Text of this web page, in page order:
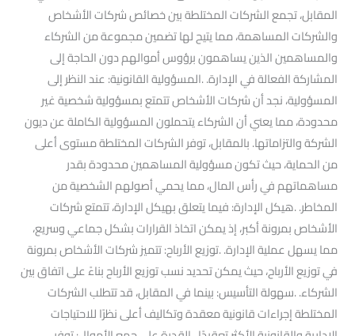
المقابل، تجمع الشركات المختلطة بين خصائص شركات الأشخاص
والشركات المساهمة، مما يتيح لها تضمين مجموعة من الشركاء
والمساهمين الذين يساهمون برؤوس أموالهم دون الحاجة إلى
المشاركة الفعالة في الإدارة. .المسؤولية القانونية: عند النظر إلى
المسؤولية، نجد أن شركات الأشخاص تتمتع بمسؤولية شخصية غير
محدودة، مما يعني أن الشركاء يتحملون المسؤولية الكاملة عن ديون
الشركة والتزاماتها. بالمقابل، توفر الشركات المختلطة مستوى أعلى
من الحماية، حيث تكون مسؤولية المساهمين محدودة بقدر
مساهماتهم في رأس المال، مما يحمي أصولهم الشخصية من
المخاطر. .هيكل الإدارة: فيما يتعلق بهيكل الإدارة، تتمتع شركات
الأشخاص بمرونة أكبر، إذ يمكن اتخاذ القرارات بشكل جماعي وسريع،
مما يسهل عملية الإدارة. .توزيع الأرباح: تتميز شركات الأشخاص بمرونة
في توزيع الأرباح، حيث يمكن تحديد نسب توزيع الأرباح بناءً على اتفاق بين
الشركاء. .سهولة التأسيس: بينما في المقابل، قد تتطلب الشركات
المختلطة إجراءات قانونية معقدة وتكاليف أعلى نظرًا للاحتياجات